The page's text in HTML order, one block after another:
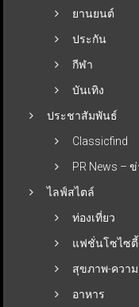
ยานยนต์
ประกัน
กีฬา
บันเทิง
ประชาสัมพันธ์
Classicfind
PR News –
ไลฟ์สไตล์
ท่องเที่ยว
แฟชั่นโซไซตี้
สุขภาพ-ความ
อาหาร